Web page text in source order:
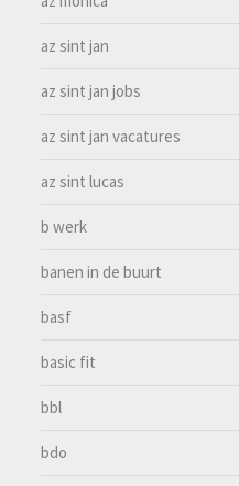
az sint jan
az sint jan jobs
az sint jan vacatures
az sint lucas
b werk
banen in de buurt
basf
basic fit
bbl
bdo